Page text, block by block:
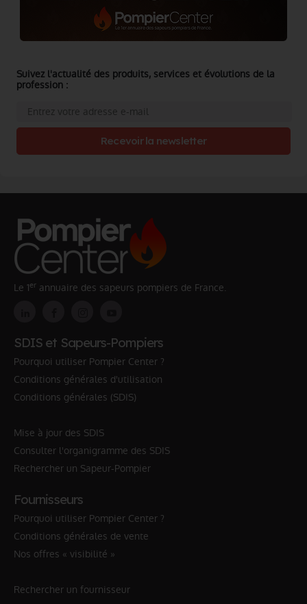
Suivez l'actualité des produits, services et évolutions de la
profession :
Recevoir la newsletter
Le 1er annuaire des sapeurs pompiers de France.
SDIS et Sapeurs-Pompiers
Pourquoi utiliser Pompier Center ?
Conditions générales d'utilisation
Conditions générales (SDIS)
Mise à jour des SDIS
Consulter l'organigramme des SDIS
Rechercher un Sapeur-Pompier
Fournisseurs
Pourquoi utiliser Pompier Center ?
Conditions générales de vente
Nos offres « visibilité »
Rechercher un fournisseur